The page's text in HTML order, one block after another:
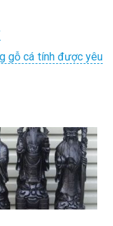
gỗ cá tính được yêu